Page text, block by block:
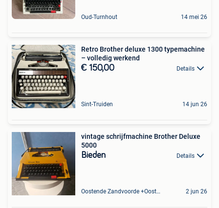
Oud-Turnhout 14 mei 26
Retro Brother deluxe 1300 typemachine
– volledig werkend
€ 150,00 Details
Sint-Truiden 14 jun 26
vintage schrijfmachine Brother Deluxe
5000
Bieden Details
Oostende Zandvoorde +Oostende 2 jun 26